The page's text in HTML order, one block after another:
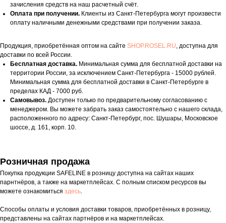
зачисления средств на наш расчетный счёт.
Оплата при получении. Клиенты из Санкт-Петербурга могут произвести
оплату наличными денежными средствами при получении заказа.
Продукция, приобретённая оптом на сайте SHOP.ROSEL.RU, доступна для
доставки по всей России.
Бесплатная доставка. Минимальная сумма для бесплатной доставки на
территории России, за исключением Санкт-Петербурга - 15000 рублей.
Минимальная сумма для бесплатной доставки в Санкт-Петербурге в
пределах КАД - 7000 руб.
Самовывоз. Доступен только по предварительному согласованию с
менеджером. Вы можете забрать заказ самостоятельно с нашего склада,
расположенного по адресу: Санкт-Петербург, пос. Шушары, Московское
шоссе, д. 161, корп. 10.
Розничная продажа
Покупка продукции SAFELINE в розницу доступна на сайтах наших
парнтнёров, а также на маркетплейсах. С полным списком ресурсов вы
можете ознакомиться здесь.
Способы оплаты и условия доставки товаров, приобретённых в розницу,
представлены на сайтах партнёров и на маркетплейсах.